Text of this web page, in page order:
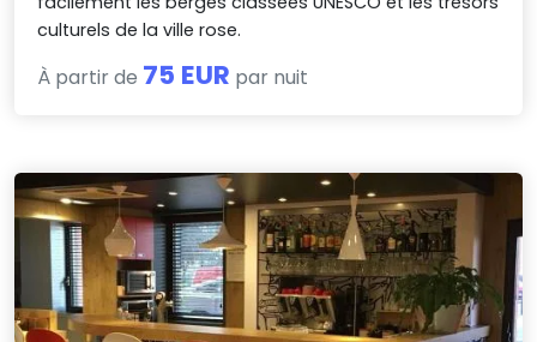
culturels de la ville rose.
À partir de 75 EUR par nuit